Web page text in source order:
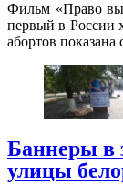
Фильм «Право
первый в России
абортов
Баннеры в
улицы